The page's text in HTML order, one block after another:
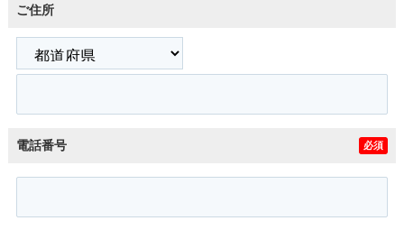
ご住所
電話番号 必須